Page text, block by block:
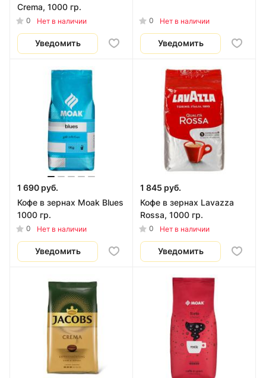
Crema, 1000 гр.
0 Нет в наличии
Уведомить
0 Нет в наличии
Уведомить
1 690 руб.
Кофе в зернах Moak Blues
1000 гр.
0 Нет в наличии
Уведомить
1 845 руб.
Кофе в зернах Lavazza
Rossa, 1000 гр.
0 Нет в наличии
Уведомить